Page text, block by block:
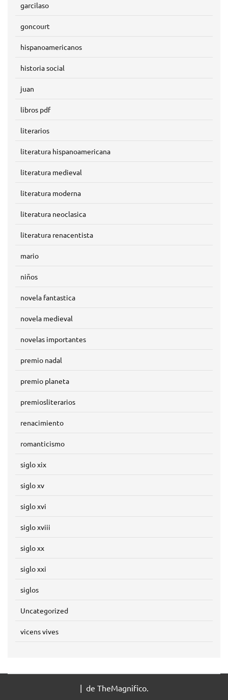
garcilaso
goncourt
hispanoamericanos
historia social
juan
libros pdf
literarios
literatura hispanoamericana
literatura medieval
literatura moderna
literatura neoclasica
literatura renacentista
mario
niños
novela fantastica
novela medieval
novelas importantes
premio nadal
premio planeta
premiosliterarios
renacimiento
romanticismo
siglo xix
siglo xv
siglo xvi
siglo xviii
siglo xx
siglo xxi
siglos
Uncategorized
vicens vives
| de TheMagnifico.